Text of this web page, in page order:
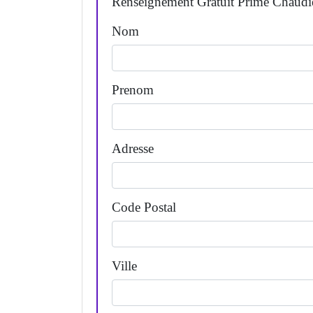
Nom
Prenom
Adresse
Code Postal
Ville